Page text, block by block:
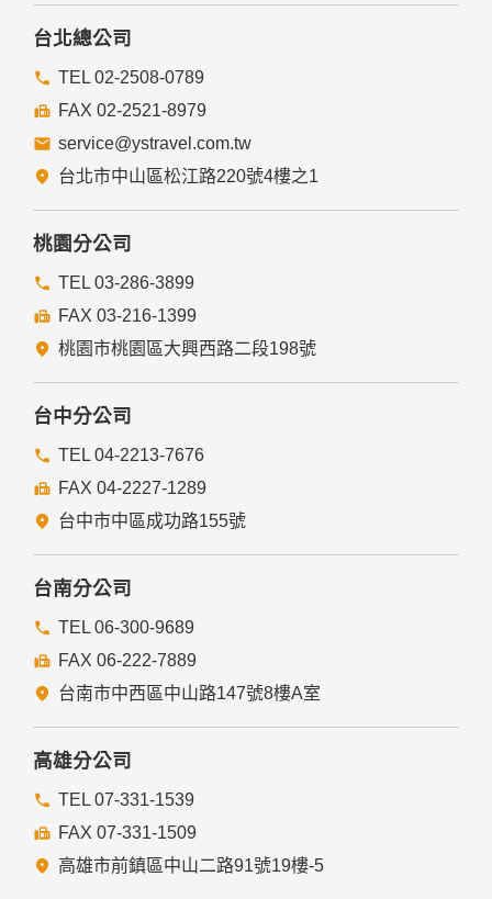
台北總公司
TEL 02-2508-0789
FAX 02-2521-8979
service@ystravel.com.tw
台北市中山區松江路220號4樓之1
桃園分公司
TEL 03-286-3899
FAX 03-216-1399
桃園市桃園區大興西路二段198號
台中分公司
TEL 04-2213-7676
FAX 04-2227-1289
台中市中區成功路155號
台南分公司
TEL 06-300-9689
FAX 06-222-7889
台南市中西區中山路147號8樓A室
高雄分公司
TEL 07-331-1539
FAX 07-331-1509
高雄市前鎮區中山二路91號19樓-5